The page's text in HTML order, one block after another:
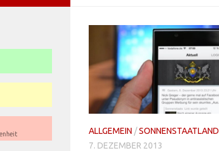
ALLGEMEIN /SONNENSTAATLAND
7. DEZEMBER 2013